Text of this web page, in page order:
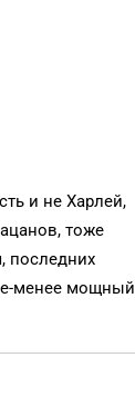
и не Харлей,
тоже
последних
менее мощный